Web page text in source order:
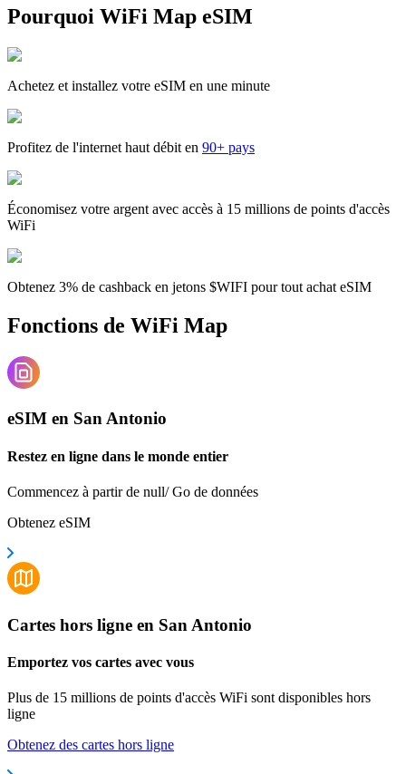
Pourquoi WiFi Map eSIM
Achetez et installez votre eSIM en une minute
Profitez de l'internet haut débit en 90+ pays
Économisez votre argent avec accès à 15 millions de points d'accès
WiFi
Obtenez 3% de cashback en jetons $WIFI pour tout achat eSIM
Fonctions de WiFi Map
eSIM en San Antonio
Restez en ligne dans le monde entier
Commencez à partir de null/ Go de données
Obtenez eSIM
Cartes hors ligne en San Antonio
Emportez vos cartes avec vous
Plus de 15 millions de points d'accès WiFi sont disponibles hors
ligne
Obtenez des cartes hors ligne